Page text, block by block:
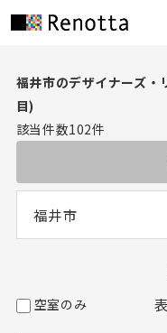
福井市のデザイナーズ
目)
該当件数102件
福井市
空室のみ